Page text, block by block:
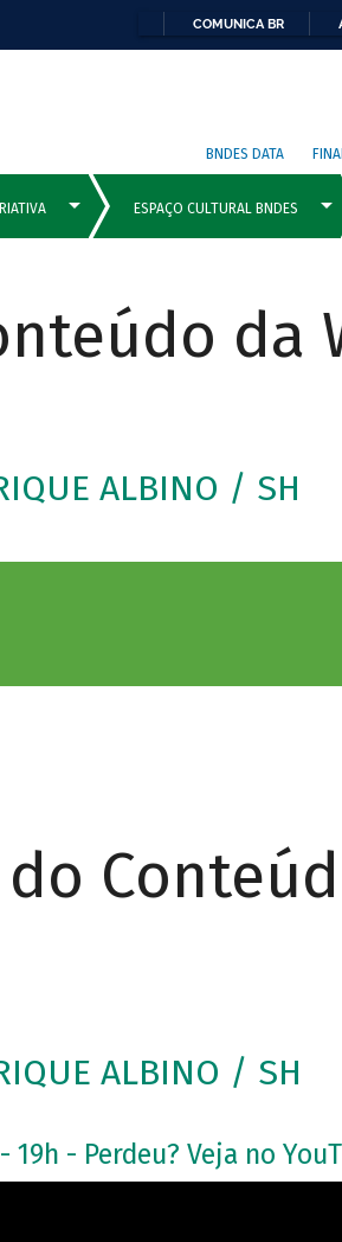
COMUNICA BR
BNDES DATA
da
ALBINO / SH
ALBINO / SH
19h - Perdeu? Veja no